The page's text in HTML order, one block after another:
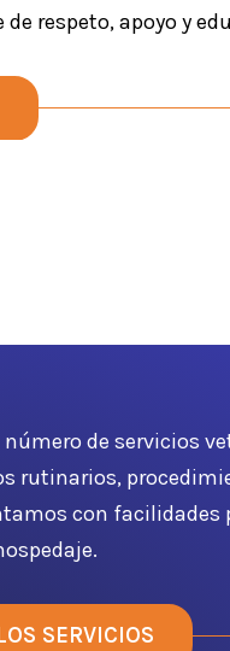
respeto, apoyo y
de servicios
rutinarios,
con facilidades
SERVICIOS